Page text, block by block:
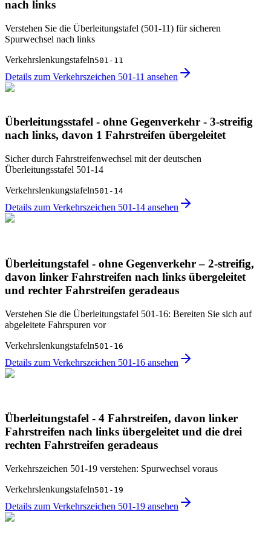
nach links
Verstehen Sie die Überleitungstafel (501-11) für sicheren
Spurwechsel nach links
Verkehrslenkungstafeln501-11
Details zum Verkehrszeichen 501-11 ansehen
Überleitungsstafel - ohne Gegenverkehr - 3-streifig
nach links, davon 1 Fahrstreifen übergeleitet
Sicher durch Fahrstreifenwechsel mit der deutschen
Überleitungsstafel 501-14
Verkehrslenkungstafeln501-14
Details zum Verkehrszeichen 501-14 ansehen
Überleitungstafel - ohne Gegenverkehr – 2-streifig,
davon linker Fahrstreifen nach links übergeleitet
und rechter Fahrstreifen geradeaus
Verstehen Sie die Überleitungstafel 501-16: Bereiten Sie sich auf
abgeleitete Fahrspuren vor
Verkehrslenkungstafeln501-16
Details zum Verkehrszeichen 501-16 ansehen
Überleitungstafel - 4 Fahrstreifen, davon linker
Fahrstreifen nach links übergeleitet und die drei
rechten Fahrstreifen geradeaus
Verkehrszeichen 501-19 verstehen: Spurwechsel voraus
Verkehrslenkungstafeln501-19
Details zum Verkehrszeichen 501-19 ansehen